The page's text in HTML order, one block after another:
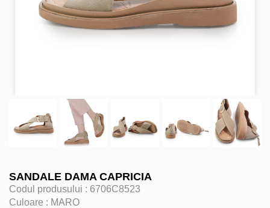
SANDALE DAMA CAPRICIA
Codul produsului : 6706C8523
Culoare : MARO